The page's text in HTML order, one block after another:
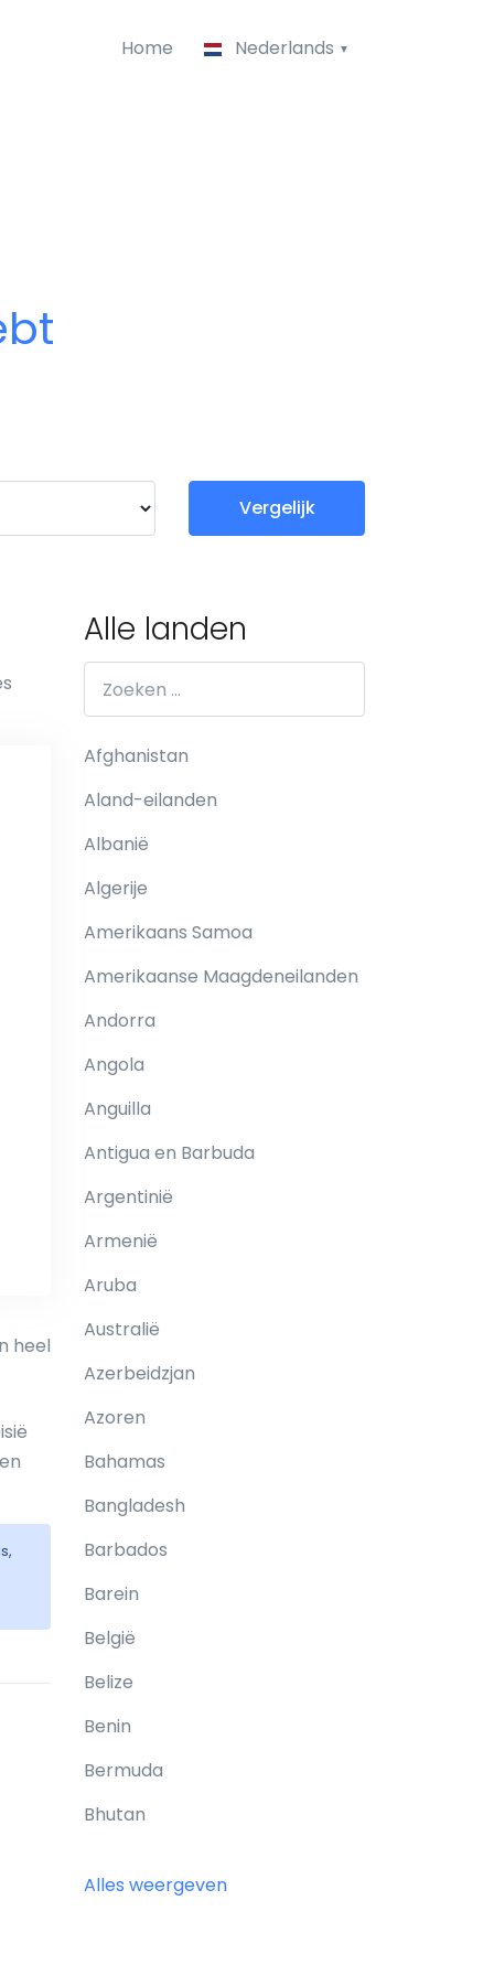
Home Nederlands
Vergelijk
heel
Alle landen
Afghanistan
Aland-eilanden
Albanië
Algerije
Amerikaans Samoa
Amerikaanse Maagdeneilanden
Andorra
Angola
Anguilla
Antigua en Barbuda
Argentinië
Armenië
Aruba
Australië
Azerbeidzjan
Azoren
Bahamas
Bangladesh
Barbados
Barein
België
Belize
Benin
Bermuda
Bhutan
Alles weergeven